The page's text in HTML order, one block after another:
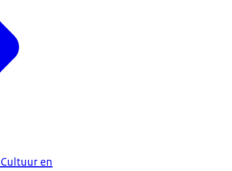
en